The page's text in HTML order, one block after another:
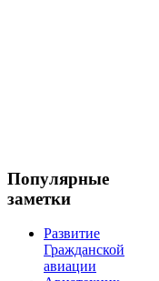
Популярные
заметки
Развитие
Гражданской
авиации